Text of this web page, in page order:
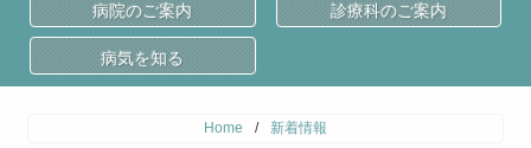
病院のご案内 診療科のご案内
病気を知る
Home / 新着情報